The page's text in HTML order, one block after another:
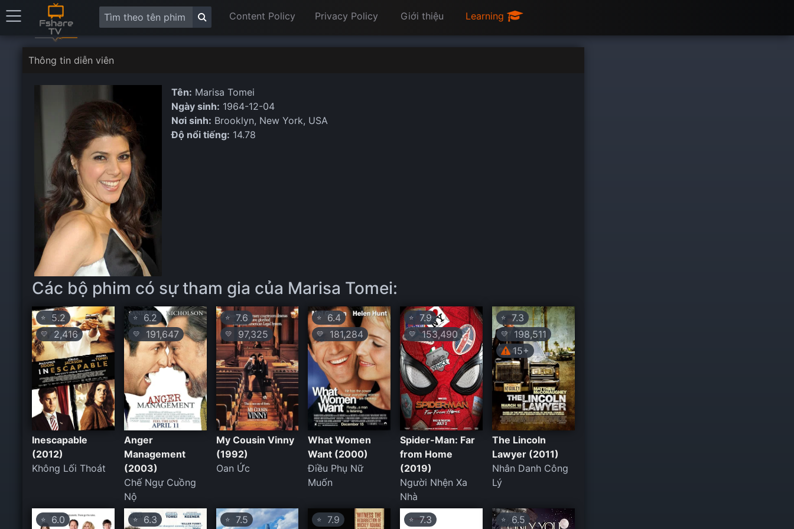
Content Policy Privacy Policy Giới thiệu Learning
Thông tin diễn viên
Tên: Marisa Tomei
Ngày sinh: 1964-12-04
Nơi sinh: Brooklyn, New York, USA
Độ nổi tiếng: 14.78
Các bộ phim có sự tham gia của Marisa Tomei:
⭐ 5.2
💛 2,416
Inescapable
(2012)
Không Lối Thoát
⭐6.2
💛 191,647
Anger
Management
(2003)
Chế Ngự Cuồng
Nộ
⭐7.6
💛 97,325
My Cousin Vinny
(1992)
Oan Ức
⭐ 6.4
💛 181,284
What Women
Want (2000)
Điều Phụ Nữ
Muốn
⭐ 7.9
💛 153,490
Spider-Man: Far
from Home
(2019)
Người Nhện Xa
Nhà
⭐ 7.3
💛
198,511
15+
The Lincoln
Lawyer (2011)
Nhân Danh Công
Lý
⭐ 6.0 ⭐6.3 ⭐7.5 ⭐ 7.9 ⭐ 7.3 ⭐ 6.5